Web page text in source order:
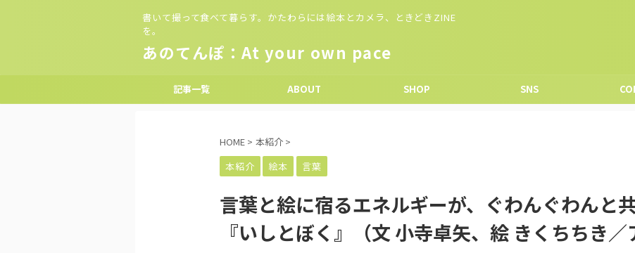
書いて撮って食べて暮らす。かたわらには絵本とカメラ、ときどきZINE
を。
あのてんぽ：At your own pace
記事一覧 ABOUT SHOP SNS
HOME > 本紹介 >
本紹介
絵本 言葉
言葉と絵に宿るエネルギーが、ぐわんぐわんと
『いしとぼく』（文 小寺卓矢、絵 きくちちき／